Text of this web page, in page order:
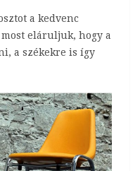
a kedvenc
eláruljuk, hogy a
a székekre is így